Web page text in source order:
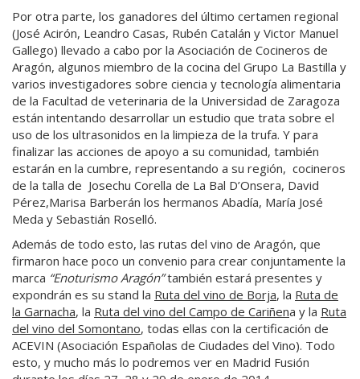
Por otra parte, los ganadores del último certamen regional
(José Acirón, Leandro Casas, Rubén Catalán y Victor Manuel
Gallego) llevado a cabo por la Asociación de Cocineros de
Aragón, algunos miembro de la cocina del Grupo La Bastilla y
varios investigadores sobre ciencia y tecnología alimentaria
de la Facultad de veterinaria de la Universidad de Zaragoza
están intentando desarrollar un estudio que trata sobre el
uso de los ultrasonidos en la limpieza de la trufa. Y para
finalizar las acciones de apoyo a su comunidad, también
estarán en la cumbre, representando a su región, cocineros
de la talla de Josechu Corella de La Bal D’Onsera, David
Pérez,Marisa Barberán los hermanos Abadía, María José
Meda y Sebastián Roselló.
Además de todo esto, las rutas del vino de Aragón, que
firmaron hace poco un convenio para crear conjuntamente la
marca “Enoturismo Aragón”también estará presentes y
expondrán es su stand la Ruta del vino de Borja, la Ruta de
la Garnacha, la Ruta del vino del Campo de Cariñena y la Ruta
del vino del Somontano, todas ellas con la certificación de
ACEVIN (Asociación Españolas de Ciudades del Vino). Todo
esto, y mucho más lo podremos ver en Madrid Fusión